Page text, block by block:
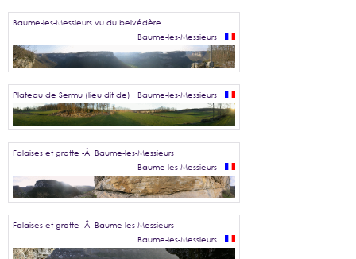
Baume-les-Messieurs vu du belvédère
Baume-les-Messieurs
Plateau de Sermu (lieu dit de) Baume-les-Messieurs
Falaises et grotte -Â Baume-les-Messieurs
Baume-les-Messieurs
Falaises et grotte -Â Baume-les-Messieurs
Baume-les-Messieurs